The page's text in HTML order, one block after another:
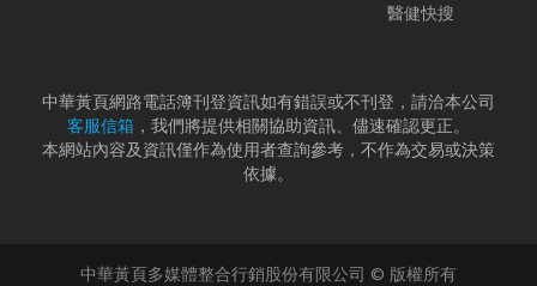
醫健快搜
中華黃頁網路電話簿刊登資訊如有錯誤或不刊登，請洽本公司
客服信箱 ，我們將提供相關協助資訊、儘速確認更正。
本網站內容及資訊僅作為使用者查詢參考，不作為交易或決策
依據。
中華黃頁多媒體整合行銷股份有限公司 © 版權所有